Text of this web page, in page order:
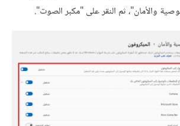
والأمان"، ثم النقر على "مكبر الصوت".